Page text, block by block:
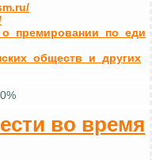
во время